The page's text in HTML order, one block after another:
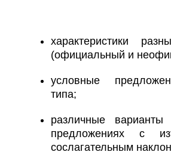
характеристики
(официальный и
условные
типа;
различные варианты
предложениях с
сослагательным